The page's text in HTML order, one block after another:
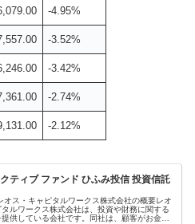
-4.95%
-3.52%
-3.42%
-2.74%
-2.12%
ティブ ファンド ひふみ投信 投資信託
オス・キャピタルワークス株式会社の概要レオ
タルワークス株式会社は、投資や財務に関する
供している会社です。同社は、顧客がお金を